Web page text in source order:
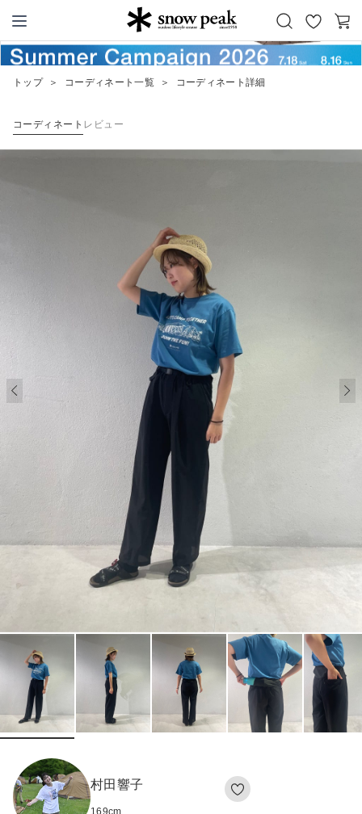
Snow Peak
お
カ
ー
トップ ＞ コーディネート一覧 ＞ コーディネート詳細
コーディネート レビュー
村田響子